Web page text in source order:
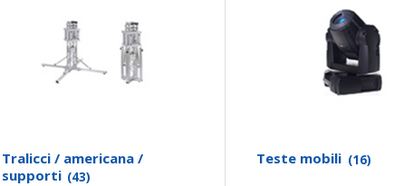
Tralicci / americana /
supporti (43)
Teste mobili (16)